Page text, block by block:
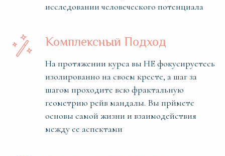
исследовании человеческого потенциала
Комплексный Подход
На протяжении курса вы НЕ фокусируетесь
изолированно на своем кресте, а шаг за
шагом проходите всю фрактальную
геометрию рейв мандалы. Вы прймете
основы самой жизни и взаимодействия
между ее аспектами